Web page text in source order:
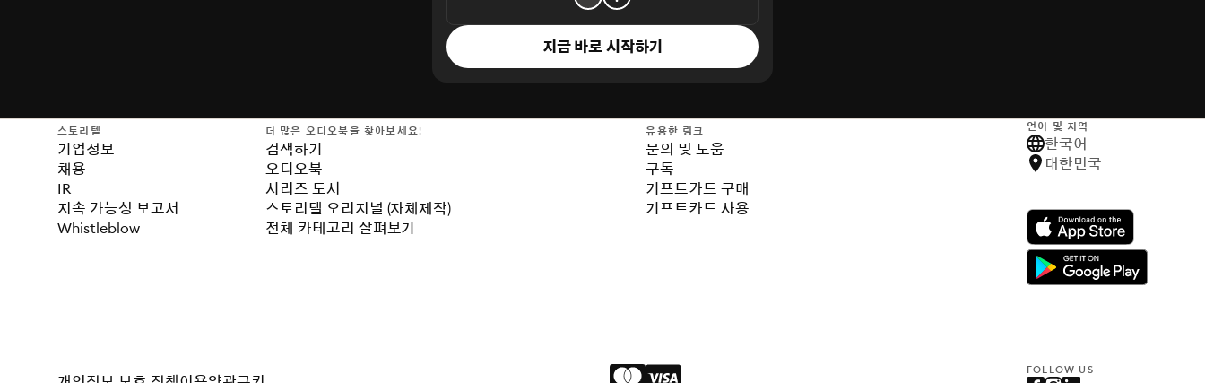
지금 바로 시작하기
스토리텔
기업정보
채용
IR
지속 가능성 보고서
Whistleblow
더 많은 오디오북을 찾아보세요!
검색하기
오디오북
시리즈 도서
스토리텔 오리지널 (자체제작)
전체 카테고리 살펴보기
유용한 링크
문의 및 도움
구독
기프트카드 구매
기프트카드 사용
언어 및 지역
한국어
대한민국
FOLLOW US